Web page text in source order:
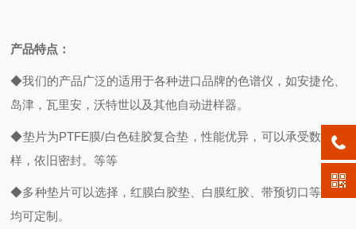
产品特点：
◆我们的产品广泛的适用于各种进口品牌的色谱仪，如安捷伦、
岛津，瓦里安，沃特世以及其他自动进样器。
◆垫片为PTFE膜/白色硅胶复合垫，性能优异，可以承受数次取
样，依旧密封。等等
◆多种垫片可以选择，红膜白胶垫、白膜红胶、带预切口等等，
均可定制。